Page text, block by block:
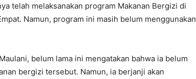
telah melaksanakan program Makanan Bergizi di
Namun, program ini masih belum menggunakan
belum lama ini mengatakan bahwa ia belum
bergizi tersebut. Namun, ia berjanji akan